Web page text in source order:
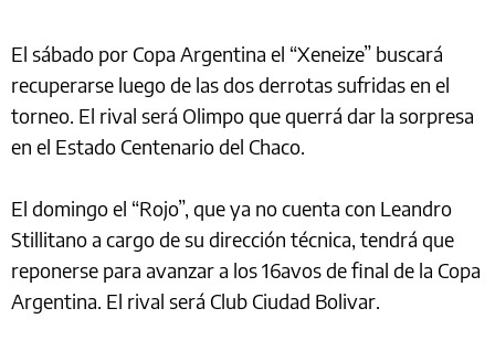
El sábado por Copa Argentina el “Xeneize” buscará
recuperarse luego de las dos derrotas sufridas en el
torneo. El rival será Olimpo que querrá dar la sorpresa
en el Estado Centenario del Chaco.
El domingo el “Rojo”, que ya no cuenta con Leandro
Stillitano a cargo de su dirección técnica, tendrá que
reponerse para avanzar a los 16avos de final de la Copa
Argentina. El rival será Club Ciudad Bolivar.